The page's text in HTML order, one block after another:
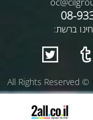
08-
ברשת:
© All Rights Reserved